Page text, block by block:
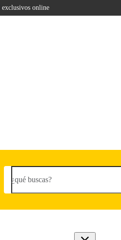
exclusivos online
¿qué buscas?